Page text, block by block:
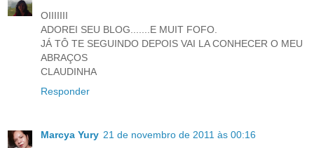
OIIIIIII
ADOREI SEU BLOG.......E MUIT FOFO.
JÁ TÔ TE SEGUINDO DEPOIS VAI LA CONHECER O MEU
ABRAÇOS
CLAUDINHA
Responder
Marcya Yury 21 de novembro de 2011 às 00:16